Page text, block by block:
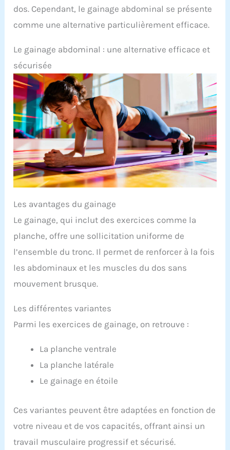
dos. Cependant, le gainage abdominal se présente
comme une alternative particulièrement efficace.
Le gainage abdominal : une alternative efficace et
sécurisée
Les avantages du gainage
Le gainage, qui inclut des exercices comme la
planche, offre une sollicitation uniforme de
l’ensemble du tronc. Il permet de renforcer à la fois
les abdominaux et les muscles du dos sans
mouvement brusque.
Les différentes variantes
Parmi les exercices de gainage, on retrouve :
La planche ventrale
La planche latérale
Le gainage en étoile
Ces variantes peuvent être adaptées en fonction de
votre niveau et de vos capacités, offrant ainsi un
travail musculaire progressif et sécurisé.